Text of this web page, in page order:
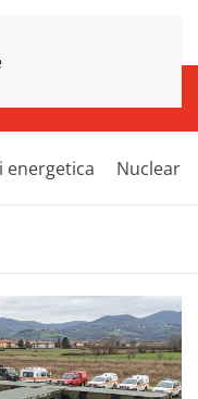
energetica Nucleare